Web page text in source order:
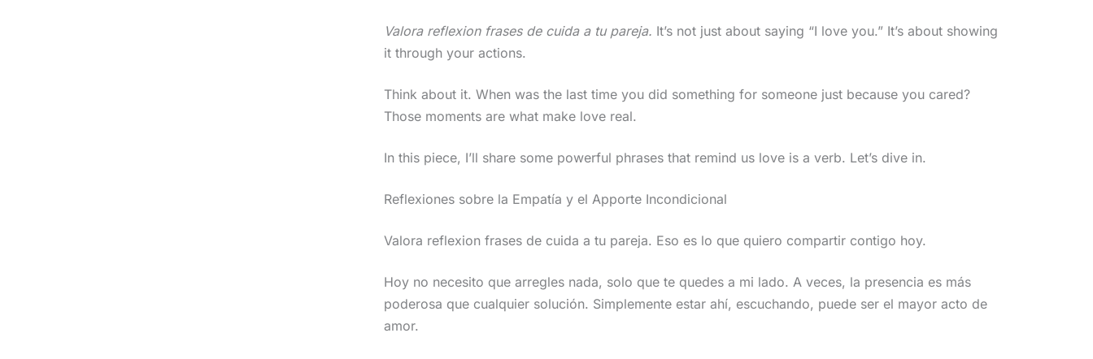
Valora reflexion frases de cuida a tu pareja. It’s not just about saying “I love you.” It’s about showing
it through your actions.
Think about it. When was the last time you did something for someone just because you cared?
Those moments are what make love real.
In this piece, I’ll share some powerful phrases that remind us love is a verb. Let’s dive in.
Reflexiones sobre la Empatía y el Apporte Incondicional
Valora reflexion frases de cuida a tu pareja. Eso es lo que quiero compartir contigo hoy.
Hoy no necesito que arregles nada, solo que te quedes a mi lado. A veces, la presencia es más
poderosa que cualquier solución. Simplemente estar ahí, escuchando, puede ser el mayor acto de
amor.